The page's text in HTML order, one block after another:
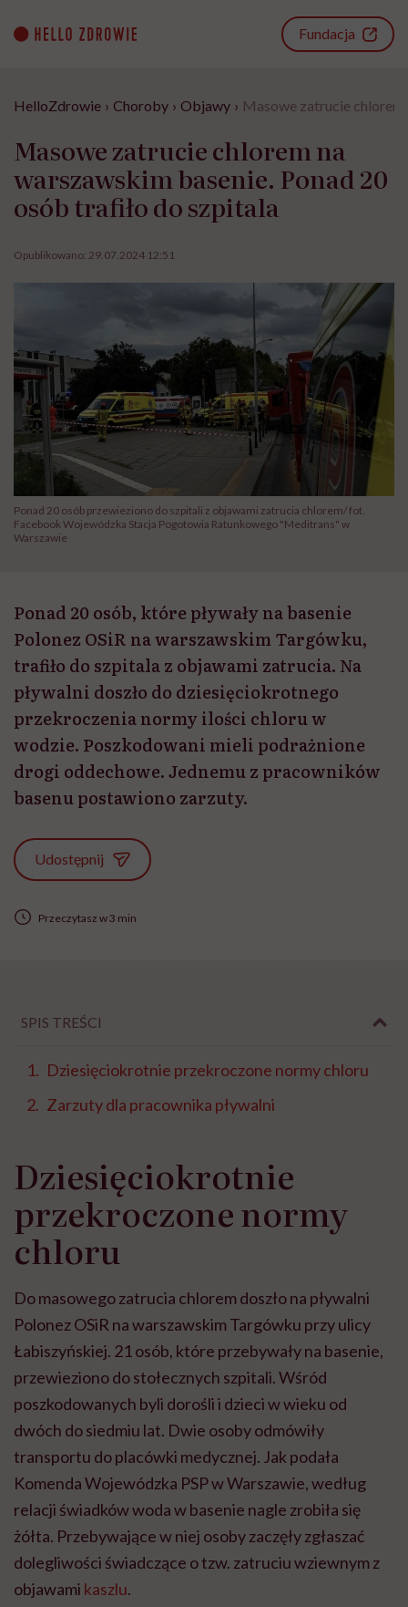
content
Fundacja
HelloZdrowie › Choroby › Objawy › Masowe zatrucie
Masowe zatrucie chlorem na
warszawskim basenie. Ponad 20
osób trafiło do szpitala
Opublikowano: 29.07.2024 12:51
Ponad 20 osób przewieziono do szpitali z objawami zatrucia chlorem/ fot.
Facebook Wojewódzka Stacja Pogotowia Ratunkowego "Meditrans" w
Warszawie
Ponad 20 osób, które pływały na basenie
Polonez OSiR na warszawskim Targówku,
trafiło do szpitala z objawami zatrucia. Na
pływalni doszło do dziesięciokrotnego
przekroczenia normy ilości chloru w
wodzie. Poszkodowani mieli podrażnione
drogi oddechowe. Jednemu z pracowników
basenu postawiono zarzuty.
Udostępnij
Przeczytasz w 3 min
SPIS TREŚCI
Dziesięciokrotnie przekroczone normy chloru
Zarzuty dla pracownika pływalni
Dziesięciokrotnie
przekroczone normy
chloru
Do masowego zatrucia chlorem doszło na pływalni
Polonez OSiR na warszawskim Targówku przy ulicy
Łabiszyńskiej. 21 osób, które przebywały na basenie,
przewieziono do stołecznych szpitali. Wśród
poszkodowanych byli dorośli i dzieci w wieku od
dwóch do siedmiu lat. Dwie osoby odmówiły
transportu do placówki medycznej. Jak podała
Komenda Wojewódzka PSP w Warszawie, według
relacji świadków woda w basenie nagle zrobiła się
żółta. Przebywające w niej osoby zaczęły zgłaszać
dolegliwości świadczące o tzw. zatruciu wziewnym z
objawami kaszlu.